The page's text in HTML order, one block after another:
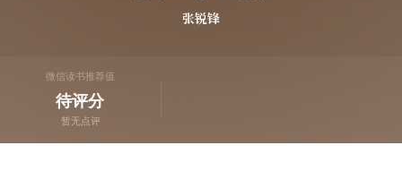
张锐锋
微信读书推荐值
待评分
暂无点评